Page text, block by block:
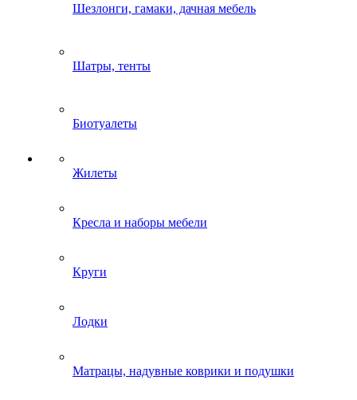
Шезлонги, гамаки, дачная мебель
Шатры, тенты
Биотуалеты
Жилеты
Кресла и наборы мебели
Круги
Лодки
Матрацы, надувные коврики и подушки